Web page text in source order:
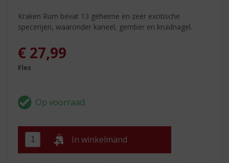
Kraken Rum bevat 13 geheime en zeer exotische
specerijen, waaronder kaneel, gember en kruidnagel.
€ 27,99
Fles
In winkelmand